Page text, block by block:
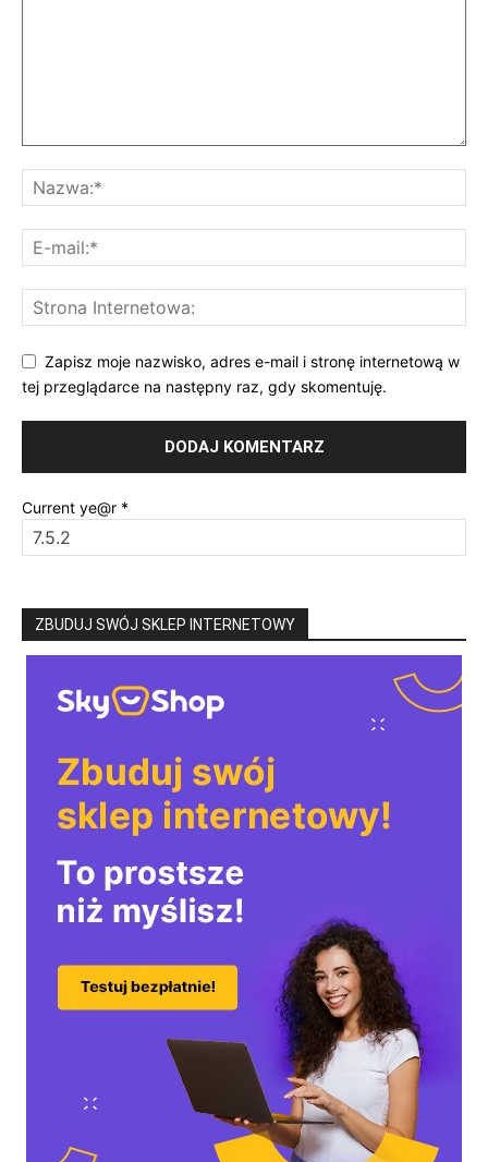
Zapisz moje nazwisko, adres e-mail i stronę internetową w
tej przeglądarce na następny raz, gdy skomentuję.
Current ye@r *
ZBUDUJ SWÓJ SKLEP INTERNETOWY